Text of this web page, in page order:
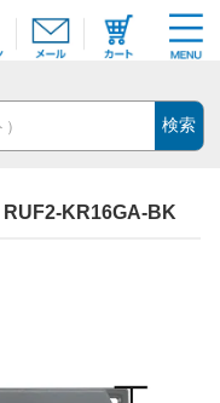
検索
KR16GA-BK